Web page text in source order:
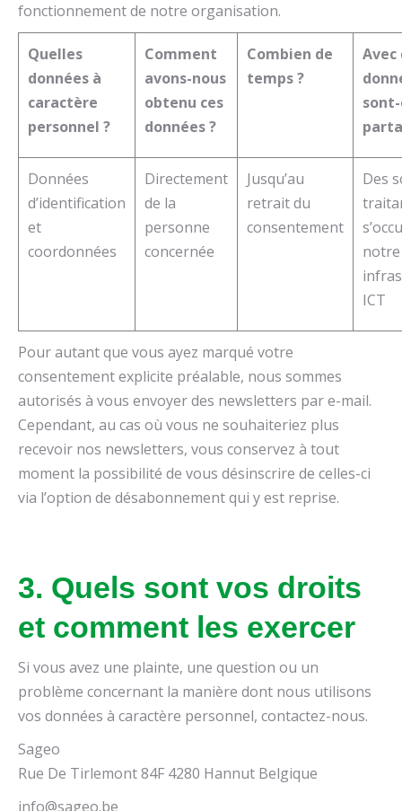
fonctionnement de notre organisation.
Quelles
données à
caractère
personnel ?
Comment
avons-nous
obtenu ces
données ?
Combien de
temps ?
Avec
Données
d’identification
et
coordonnées
Directement
de la
personne
concernée
Jusqu’au
retrait du
consentement
Des
notre
ICT
Pour autant que vous ayez marqué votre
consentement explicite préalable, nous sommes
autorisés à vous envoyer des newsletters par e-mail.
Cependant, au cas où vous ne souhaiteriez plus
recevoir nos newsletters, vous conservez à tout
moment la possibilité de vous désinscrire de celles-ci
via l’option de désabonnement qui y est reprise.
3. Quels sont vos droits
et comment les exercer
Si vous avez une plainte, une question ou un
problème concernant la manière dont nous utilisons
vos données à caractère personnel, contactez-nous.
Sageo
Rue De Tirlemont 84F 4280 Hannut Belgique
info@sageo.be